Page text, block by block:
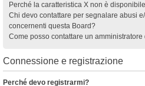
Perché la caratteristica X non è
Chi devo contattare per segnalare abusi
concernenti questa Board?
Come posso contattare un amministratore
Connessione e registrazione
Perché devo registrarmi?